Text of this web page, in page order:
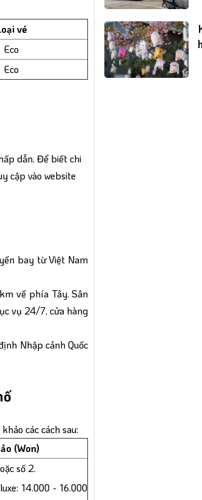
vé
Eco
Eco
dẫn. Để biết chi
cập vàowebsite
bay từ Việt Nam
về phía Tây. Sân
vụ 24/7, cửa hàng
Nhập cảnh Quốc
các cách sau:
(Won)
số 2.
14.000 - 16.000